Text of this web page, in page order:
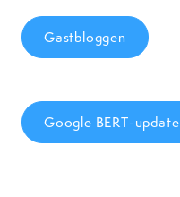
Gastbloggen
Google BERT-update